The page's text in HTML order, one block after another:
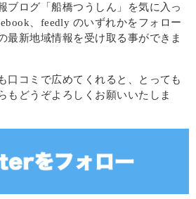
ブログ「船橋つうしん」を気に入っ
、feedly のいずれかをフォロー
最新地域情報を受け取る事ができま
口コミで広めてくれると、とっても
もどうぞよろしくお願いいたしま